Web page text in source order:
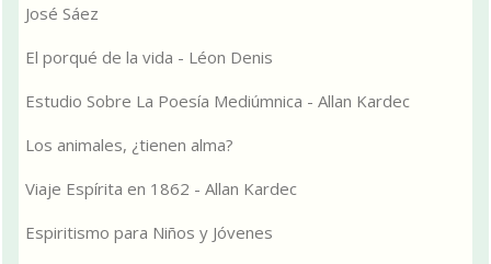
José Sáez
El porqué de la vida - Léon Denis
Estudio Sobre La Poesía Mediúmnica - Allan Kardec
Los animales, ¿tienen alma?
Viaje Espírita en 1862 - Allan Kardec
Espiritismo para Niños y Jóvenes